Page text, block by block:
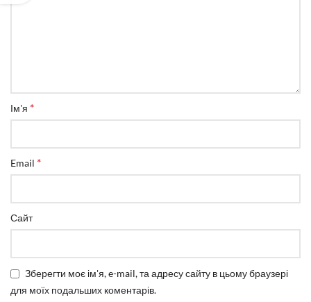
Ім'я *
Email *
Сайт
Зберегти моє ім'я, e-mail, та адресу сайту в цьому браузері
для моїх подальших коментарів.